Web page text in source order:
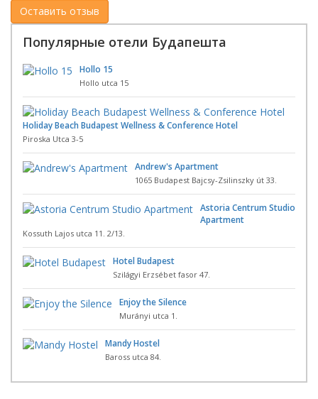
Популярные отели Будапешта
Hollo 15
Hollo utca 15
Holiday Beach Budapest Wellness & Conference Hotel
Piroska Utca 3-5
Andrew's Apartment
1065 Budapest Bajcsy-Zsilinszky út 33.
Astoria Centrum Studio
Apartment
Kossuth Lajos utca 11. 2/13.
Hotel Budapest
Szilágyi Erzsébet fasor 47.
Enjoy the Silence
Murányi utca 1.
Mandy Hostel
Baross utca 84.